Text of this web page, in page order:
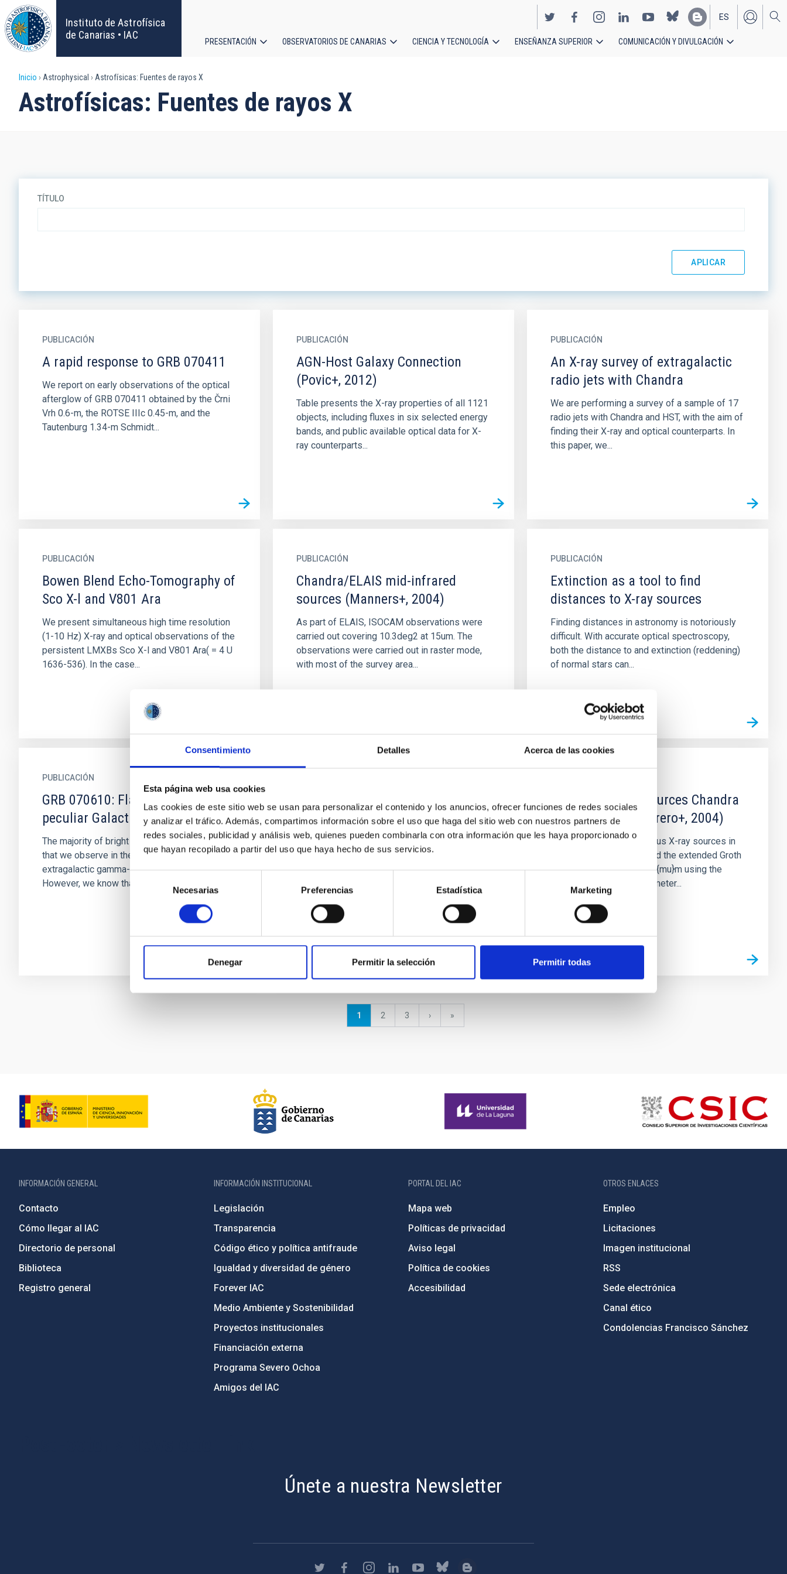
Consentimiento Detalles Acerca de las cookies
Esta página web usa cookies
Las cookies de este sitio web se usan para personalizar el contenido y los anuncios, ofrecer funciones de redes sociales
y analizar el tráfico. Además, compartimos información sobre el uso que haga del sitio web con nuestros partners de
redes sociales, publicidad y análisis web, quienes pueden combinarla con otra información que les haya proporcionado o
que hayan recopilado a partir del uso que haya hecho de sus servicios.
consentimiento
Necesarias Preferencias Estadística Marketing
Denegar Permitir la selección Permitir todas
Pasar
al
contenido
principal
Instituto de Astrofísica
de Canarias • IAC
EN
ES
principal
PRESENTACIÓN OBSERVATORIOS DE CANARIAS CIENCIA Y TECNOLOGÍA ENSEÑANZA SUPERIOR COMUNICACIÓN Y DIVULGACIÓN
Sobrescribir
enlaces
Inicio Astrophysical Astrofísicas: Fuentes de rayos X
Astrofísicas: Fuentes de rayos X
TÍTULO
PUBLICACIÓN
A rapid response to GRB 070411
We report on early observations of the optical
afterglow of GRB 070411 obtained by the Črni
Vrh 0.6-m, the ROTSE IIIc 0.45-m, and the
Tautenburg 1.34-m Schmidt...
PUBLICACIÓN
AGN-Host Galaxy Connection
(Povic+, 2012)
Table presents the X-ray properties of all 1121
objects, including fluxes in six selected energy
bands, and public available optical data for X-
ray counterparts...
PUBLICACIÓN
An X-ray survey of extragalactic
radio jets with Chandra
We are performing a survey of a sample of 17
radio jets with Chandra and HST, with the aim of
finding their X-ray and optical counterparts. In
this paper, we...
PUBLICACIÓN
Bowen Blend Echo-Tomography of
Sco X-l and V801 Ara
We present simultaneous high time resolution
(1-10 Hz) X-ray and optical observations of the
persistent LMXBs Sco X-l and V801 Ara( = 4 U
1636-536). In the case...
PUBLICACIÓN
Chandra/ELAIS mid-infrared
sources (Manners+, 2004)
As part of ELAIS, ISOCAM observations were
carried out covering 10.3deg2 at 15um. The
observations were carried out in raster mode,
with most of the survey area...
PUBLICACIÓN
Extinction as a tool to find
distances to X-ray sources
Finding distances in astronomy is notoriously
difficult. With accurate optical spectroscopy,
both the distance to and extinction (reddening)
of normal stars can...
PUBLICACIÓN
GRB 070610: Flares from a
peculiar Galactic source
The majority of bright gamma-ray transients
that we observe in the sky, are produced by
extragalactic gamma-ray bursts (GRBs).
However, we know that there are...
Irradiation of the secondary star
in X-ray Nova Scorpii 1994 (=GRO
J1655-40)
optical spectra of the black-hole candidate
Nova Sco 1994 in June 1996, when the source
was in an X-ray/optical active...
Luminous X-ray sources Chandra
fluxes (Alonso-Herrero+, 2004)
We investigate the luminous X-ray sources in
the Lockman Hole (LH) and the extended Groth
strip (EGS) detected at 24{mu}m using the
Multiband Imaging Photometer...
Página
1 Página
2 Página
3
Siguiente
›
última
»
INFORMACIÓN GENERAL
Contacto
Cómo llegar al IAC
Directorio de personal
Biblioteca
Registro general
INFORMACIÓN INSTITUCIONAL
Legislación
Transparencia
Código ético y política antifraude
Igualdad y diversidad de género
Forever IAC
Medio Ambiente y Sostenibilidad
Proyectos institucionales
Financiación externa
Programa Severo Ochoa
Amigos del IAC
PORTAL DEL IAC
Mapa web
Políticas de privacidad
Aviso legal
Política de cookies
Accesibilidad
OTROS ENLACES
Empleo
Licitaciones
Imagen institucional
RSS
Sede electrónica
Canal ético
Condolencias Francisco Sánchez
Únete a nuestra Newsletter